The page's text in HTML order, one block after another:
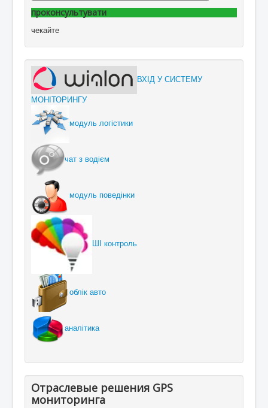
проконсультувати
чекайте
ВХІД У СИСТЕМУ
МОНІТОРИНГУ
модуль логістики
чат з водієм
модуль поведінки
ШІ контроль
облік авто
аналітика
Отраслевые решения GPS
мониторинга